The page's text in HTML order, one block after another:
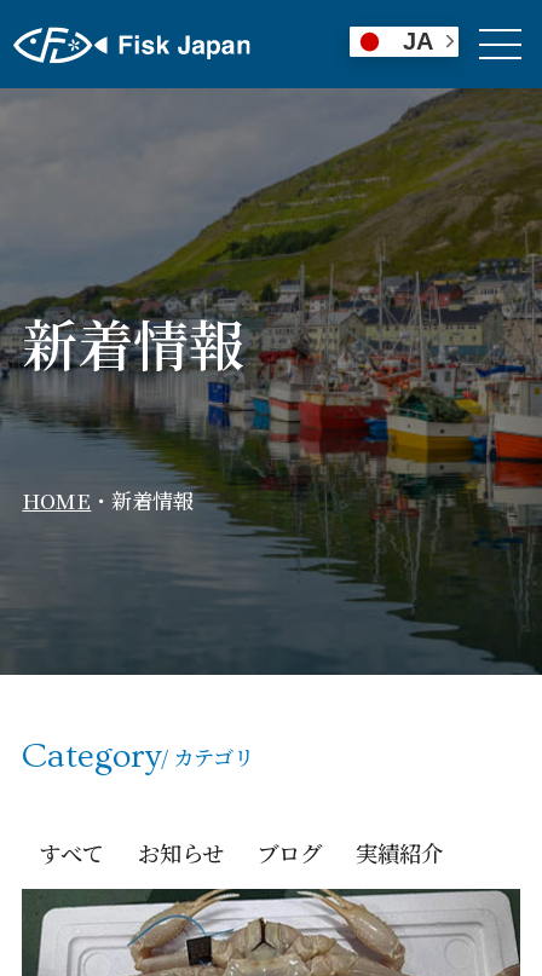
新着情報
HOME ・新着情報
Category/ カテゴリ
すべて お知らせ ブログ 実績紹介
JA